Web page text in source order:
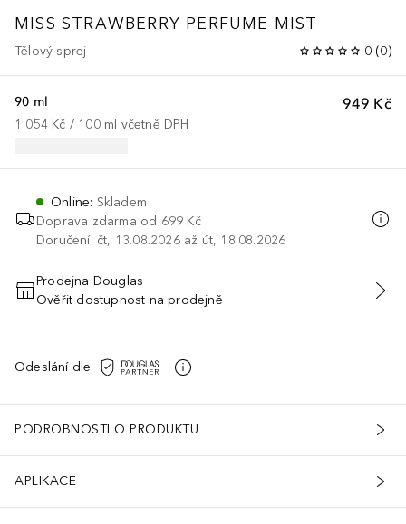
MISS STRAWBERRY PERFUME MIST
Tělový sprej 0 (0)
949 Kč
90 ml
1 054 Kč / 100 ml včetně DPH
Online: Skladem
Doprava zdarma od 699 Kč
Doručení: čt, 13.08.2026 až út, 18.08.2026
PŘIDAT DO KOŠÍKU
Prodejna Douglas
Ověřit dostupnost na prodejně
Odeslání dle
PODROBNOSTI O PRODUKTU
APLIKACE